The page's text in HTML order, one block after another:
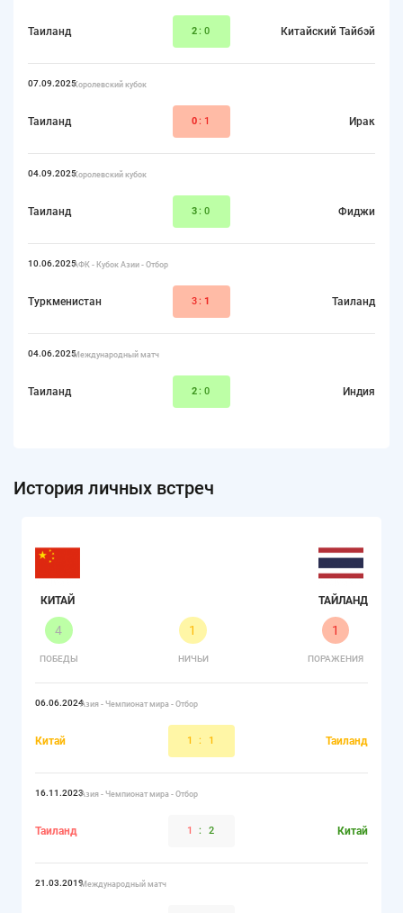
Таиланд 2:0 Китайский Тайбэй
07.09.2025Королевский кубок
Таиланд 0:1 Ирак
04.09.2025Королевский кубок
Таиланд 3:0 Фиджи
10.06.2025АФК - Кубок Азии - Отбор
Туркменистан 3: 1 Таиланд
04.06.2025Международный матч
Таиланд 2:0 Индия
История личных встреч
КИТАЙ
4
ПОБЕДЫ
1
НИЧЬИ
1
ПОРАЖЕНИЯ
ТАЙЛАНД
06.06.2024Азия - Чемпионат мира - Отбор
Китай 1 : 1 Таиланд
16.11.2023Азия - Чемпионат мира - Отбор
Таиланд 1 : 2 Китай
21.03.2019Международный матч